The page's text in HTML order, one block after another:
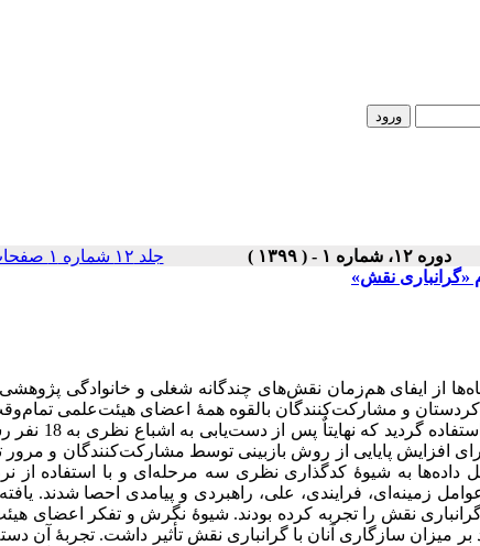
دوره ۱۲، شماره ۱ - ( ۱۳۹۹ )
جلد ۱۲ شماره ۱ صفحات ۶۱-۳۳
نقش»
از ایفای هم‌زمان نقش‌های چندگانه شغلی و خانوادگی
کردستان و مشارکت‌کنندگان بالقوه همۀ اعضای هیئت‌علمی
گردید که نهایتاٌ پس از دست‌یابی به اشباع نظری
به 18
افزایش پایایی از روش بازبینی توسط مشارکت‌کنندگان و
داده‌ها به شیوۀ کدگذاری نظری سه مرحله‌ای و با استفاده از
زمینه‌‌ای، فرایندی، علی، راهبردی و پیامدی احصا شدند.
نقش را تجربه کرده بودند. شیوۀ نگرش و تفکر اعضای
بر میزان سازگاری آنان با گرانباری نقش تأثیر داشت. تجربۀ آن